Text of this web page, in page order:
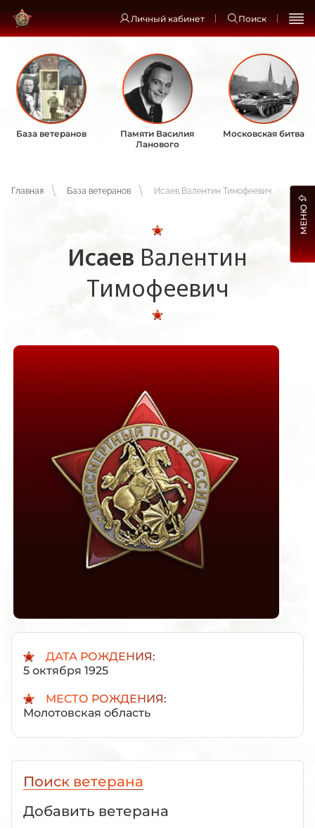
Личный кабинет Поиск
База ветеранов
Памяти Василия
Ланового
Московская битва
Главная База ветеранов Исаев Валентин Тимофеевич
Исаев Валентин
Тимофеевич
ДАТА РОЖДЕНИЯ:
5 октября 1925
МЕСТО РОЖДЕНИЯ:
Молотовская область
Поиск ветерана
Добавить ветерана
МЕНЮ